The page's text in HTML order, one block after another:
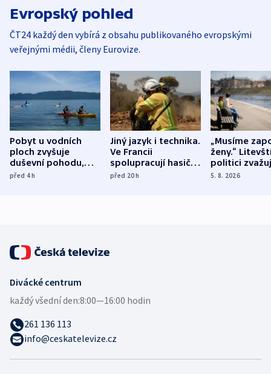
Evropský pohled
ČT24 každý den vybírá z obsahu publikovaného evropskými
veřejnými médii, členy Eurovize.
Pobyt u vodních
ploch zvyšuje
duševní pohodu,
ukázala
před 4h
Jiný jazyk i technika.
Ve Francii
spolupracují hasiči z
různých zemí
před 20h
„Musíme
ženy.“
politici
dohodu o
5. 8. 2026
Divácké centrum
každý všední den:8:00—16:00 hodin
261 136 113
info@ceskatelevize.cz